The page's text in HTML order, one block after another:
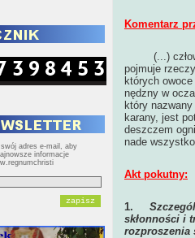
adres e-mail, aby
informacje
Komentarz
(...)
pojmuje
których
nędzny w
który
karany, jest
deszczem
nade
Akt pokutny:
1.
skłonności i
rozproszenia